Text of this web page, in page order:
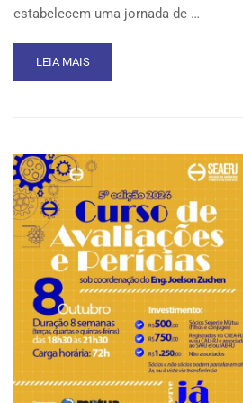
estabelecem uma jornada de …
READ
MORE
DE
ENGENHEIROS
E
AGRÔNOMOS
NAS
INSTITUIÇÕES
FEDERAIS
DE
ENSINO
LEIA MAIS